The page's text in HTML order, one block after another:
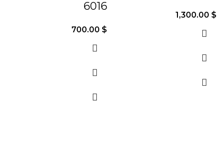
1,300.00 $
6016
700.00 $